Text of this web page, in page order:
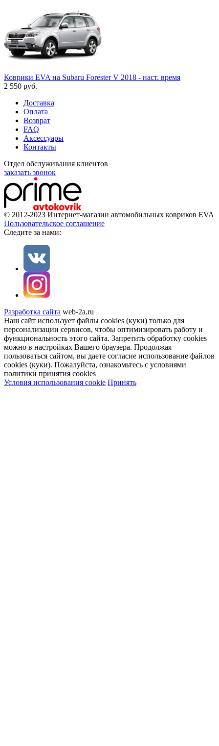
Коврики EVA на Subaru Forester V 2018 - наст. время
2 550 руб.
Доставка
Оплата
Возврат
FAQ
Аксессуары
Контакты
Отдел обслуживания клиентов
заказать звонок
© 2012-2023 Интернет-магазин автомобильных ковриков EVA
Пользовательское соглашение
Cледите за нами:
Разработка сайта web-2a.ru
Наш сайт использует файлы cookies (куки) только для
персонализации сервисов, чтобы оптимизировать работу и
функциональность этого сайта. Запретить обработку cookies
можно в настройках Вашего браузера. Продолжая
пользоваться сайтом, вы даете согласие использование файлов
cookies (куки). Пожалуйста, ознакомьтесь с условиями
политики принятия сookies
Условия использования cookie Принять